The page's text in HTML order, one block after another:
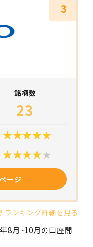
3
銘柄数
23
ージ
ランキング詳細を見る
8月~10月の口座開